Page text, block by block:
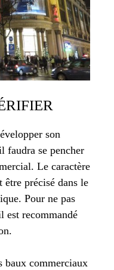
son
faudra se pencher
Le caractère
précisé dans le
Pour ne pas
est recommandé
baux commerciaux